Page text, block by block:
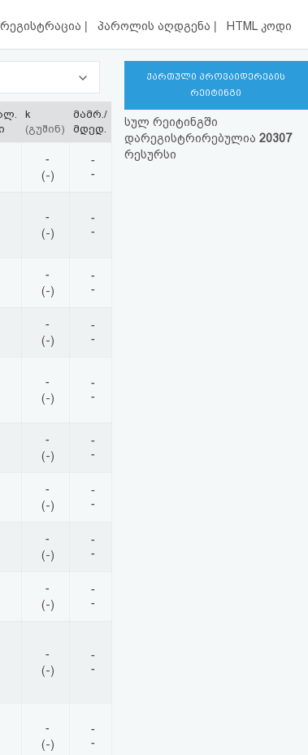
რეგისტრაცია | პაროლის აღდგენა | HTML კოდი
k
(გუშინ)
მამრ./
მდედ.
-
(-)
-
-
-
(-)
-
-
-
(-)
-
-
-
(-)
-
-
-
(-)
-
-
-
(-)
-
-
-
(-)
-
-
-
(-)
-
-
-
(-)
-
-
-
(-)
-
-
-
(-)
-
-
ქართული პროვაიდერების
რეიტინგი
სულ რეიტინგში
დარეგისტრირებულია 20307
რესურსი